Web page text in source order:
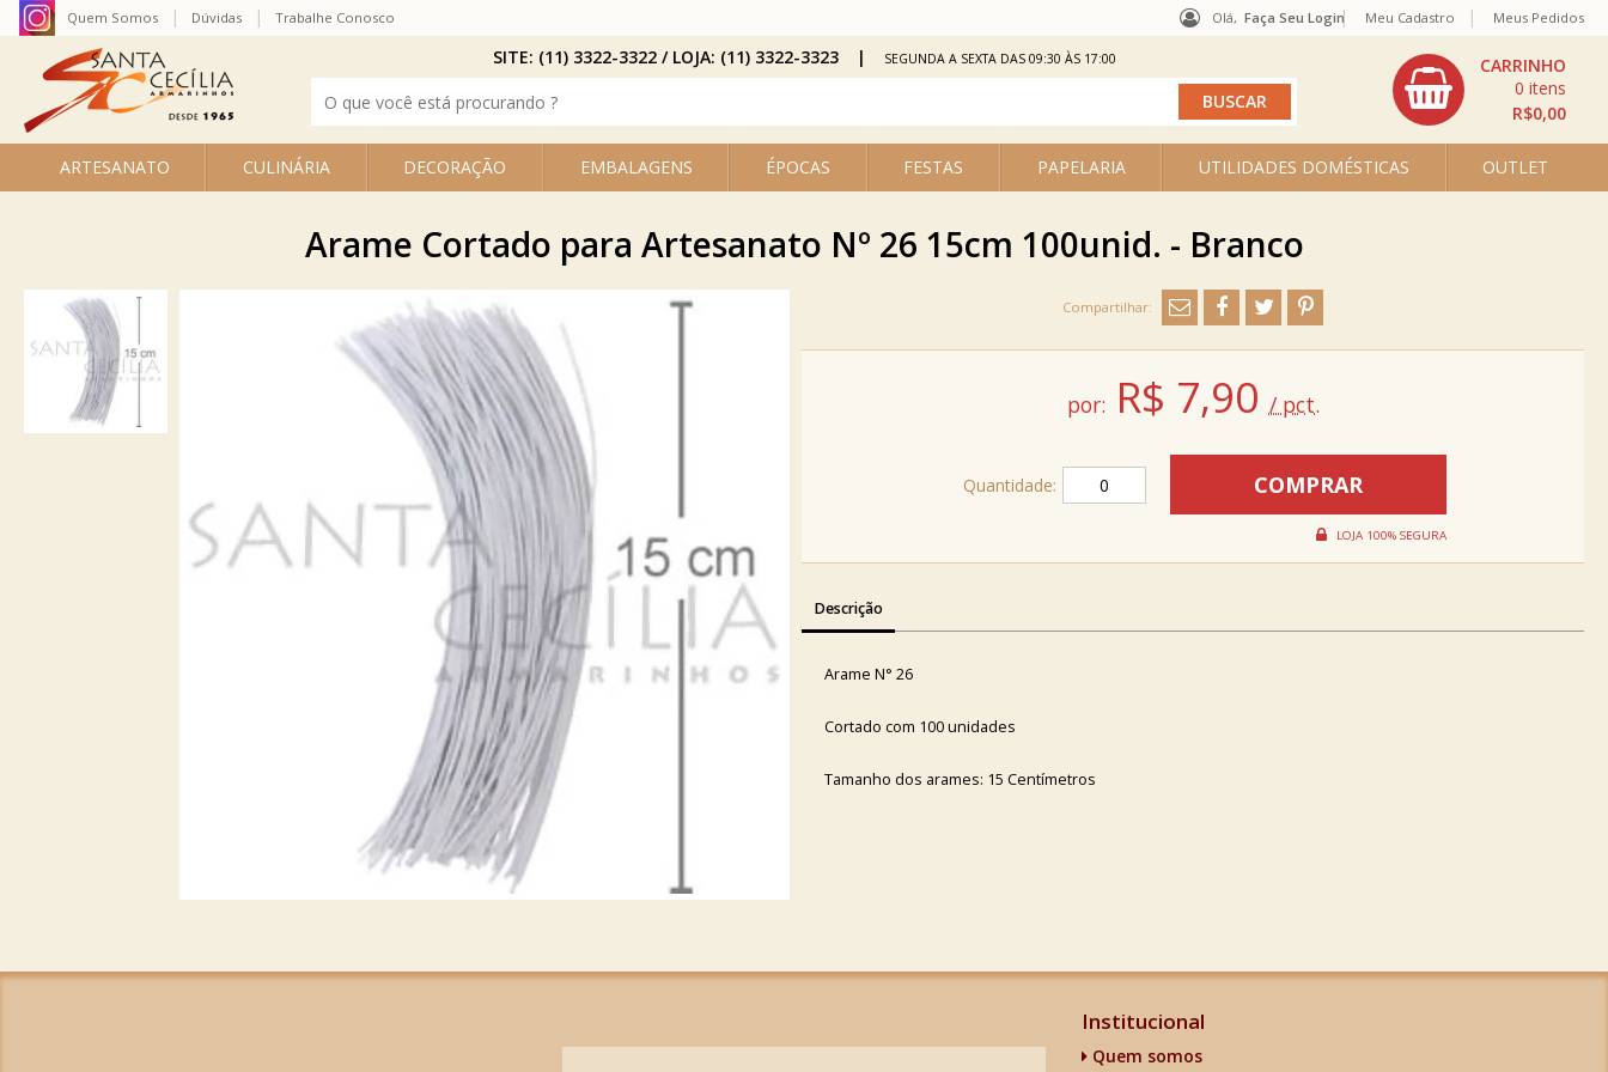
Olá, Faça Seu Login
ARTESANATO CULINÁRIA DECORAÇÃO EMBALAGENS ÉPOCAS FESTAS PAPELARIA UTILIDADES DOMÉSTICAS OUTLET
R$0,00
0
Quem Somos Dúvidas Trabalhe Conosco Meu Cadastro Meus Pedidos
SITE: (11) 3322-3322 / LOJA: (11) 3322-3323 SEGUNDA A SEXTA DAS 09:30 ÀS 17:00
Arame Cortado para Artesanato Nº 26 15cm 100unid. - Branco
por: R$ 7,90 / pct.
Quantidade:
Descrição
Arame N° 26
Cortado com 100 unidades
Tamanho dos arames: 15 Centímetros
Institucional
Quem somos